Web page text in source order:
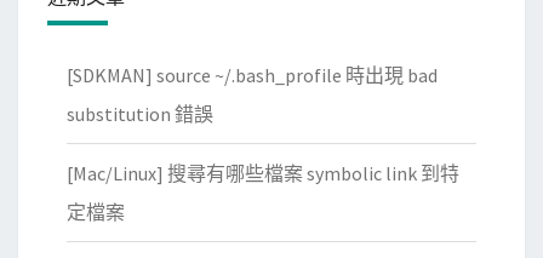
[SDKMAN] source ~/.bash_profile 時出現 bad
substitution 錯誤
[Mac/Linux] 搜尋有哪些檔案 symbolic link 到特
定檔案